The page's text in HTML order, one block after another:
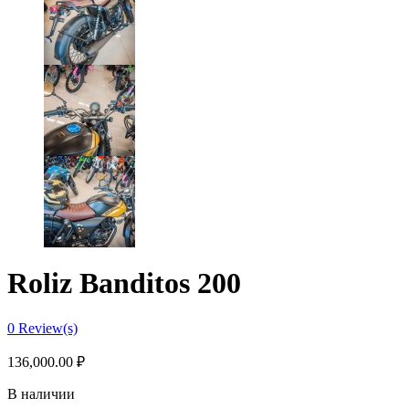
Roliz Banditos 200
0 Review(s)
136,000.00 ₽
В наличии